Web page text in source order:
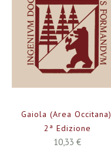
Gaiola (Area Occitana),
2ª Edizione
10,33 €